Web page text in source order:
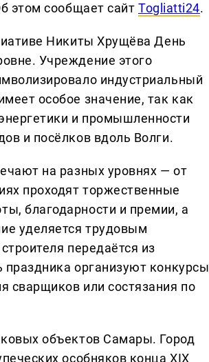
этом сообщает сайт Togliatti24.
Никиты Хрущёва День
Учреждение этого
индустриальный
особое значение, так как
и промышленности
и посёлков вдоль Волги.
на разных уровнях — от
проходят торжественные
благодарности и премии, а
уделяется трудовым
передаётся из
организуют конкурсы
сварщиков или состязания по
объектов Самары. Город
особняков конца XIX